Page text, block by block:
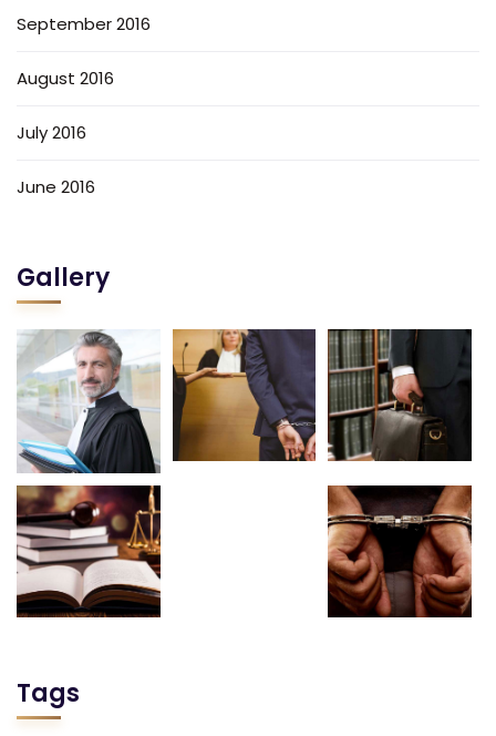
September 2016
August 2016
July 2016
June 2016
Gallery
Tags